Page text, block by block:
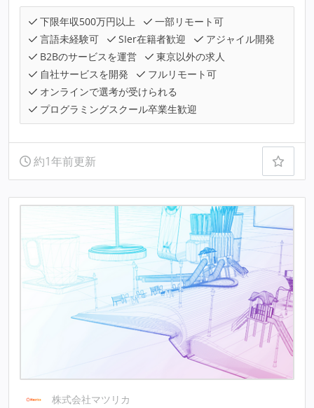
下限年収500万円以上
一部リモート可
言語未経験可
SIer在籍者歓迎
アジャイル開発
B2Bのサービスを運営
東京以外の求人
自社サービスを開発
フルリモート可
オンラインで選考が受けられる
プログラミングスクール卒業生歓迎
約1年前更新
株式会社マツリカ